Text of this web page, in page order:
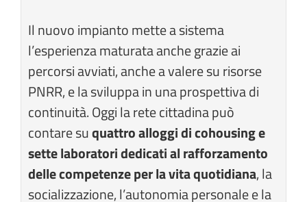
Il nuovo impianto mette a sistema
l’esperienza maturata anche grazie ai
percorsi avviati, anche a valere su risorse
PNRR, e la sviluppa in una prospettiva di
continuità. Oggi la rete cittadina può
contare suquattro alloggi di cohousing e
sette laboratori dedicati al rafforzamento
delle competenze per la vita quotidiana, la
socializzazione, l’autonomia personale e la